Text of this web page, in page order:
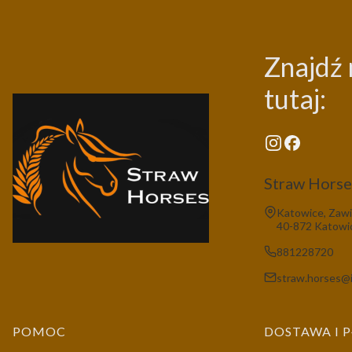
Znajdź
tutaj:
Straw
Adres:
Katowice,
40-872
881228720
Linki w stopce
POMOC DOSTAWA I